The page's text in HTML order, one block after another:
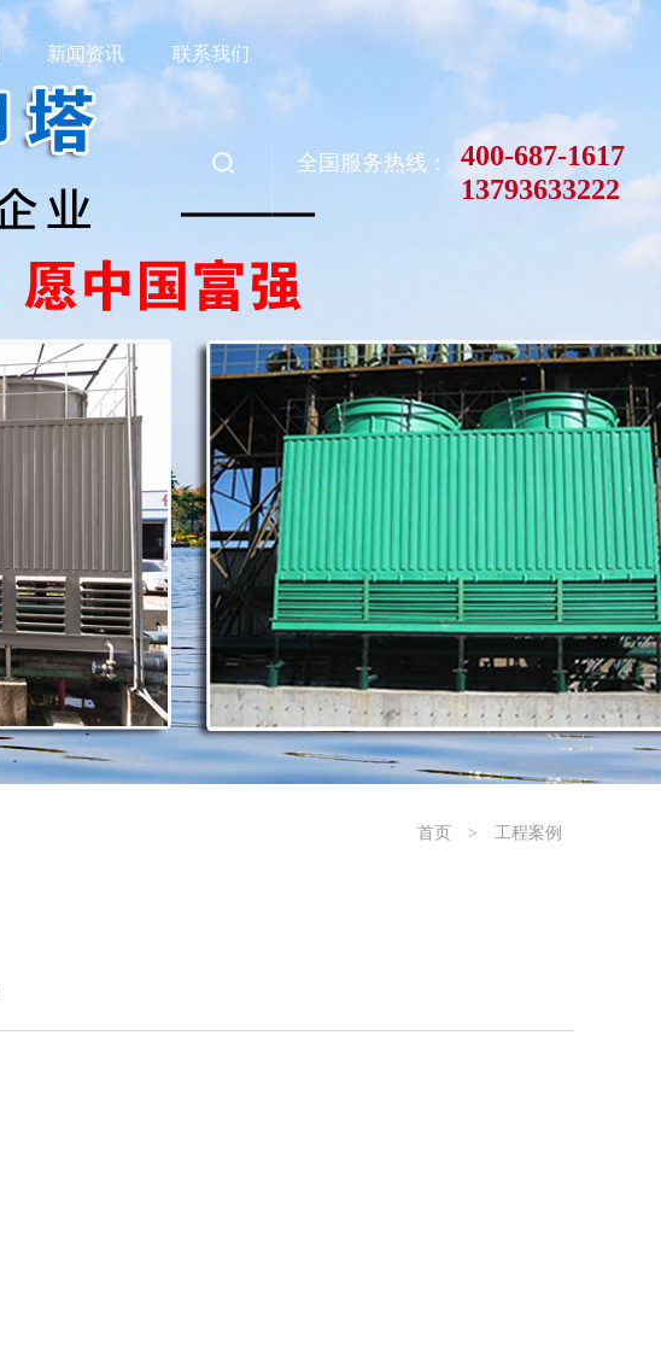
新闻资讯 联系我们
全国服务热线：
400-687-1617
13793633222
首页 > 工程案例